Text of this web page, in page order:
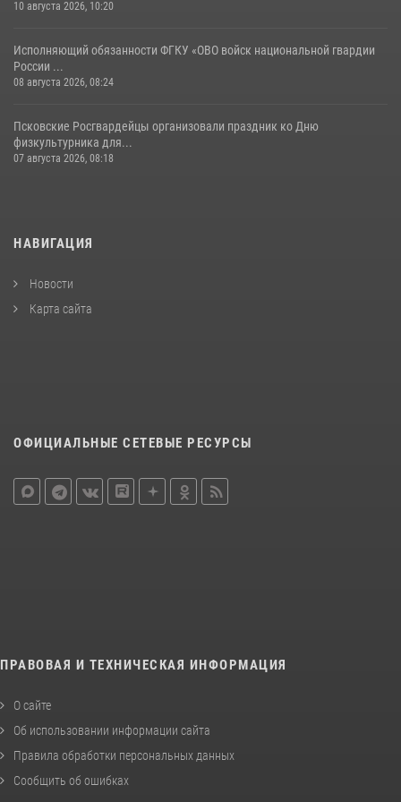
10 августа 2026, 10:20
Исполняющий обязанности ФГКУ «ОВО войск национальной гвардии
России ...
08 августа 2026, 08:24
Псковские Росгвардейцы организовали праздник ко Дню
физкультурника для...
07 августа 2026, 08:18
НАВИГАЦИЯ
Новости
Карта сайта
ОФИЦИАЛЬНЫЕ СЕТЕВЫЕ РЕСУРСЫ
ПРАВОВАЯ И ТЕХНИЧЕСКАЯ ИНФОРМАЦИЯ
О сайте
Об использовании информации сайта
Правила обработки персональных данных
Сообщить об ошибках